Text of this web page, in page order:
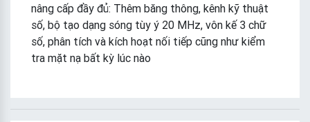
nâng cấp đầy đủ: Thêm băng thông, kênh kỹ thuật
số, bộ tạo dạng sóng tùy ý 20 MHz, vôn kế 3 chữ
số, phân tích và kích hoạt nối tiếp cũng như kiểm
tra mặt nạ bất kỳ lúc nào